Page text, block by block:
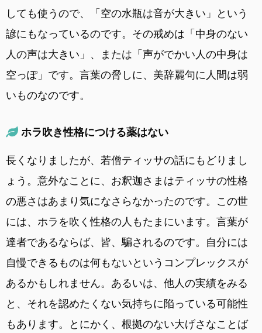
しても使うので、「空の水瓶は音が大きい」という
諺にもなっているのです。その戒めは「中身のない
人の声は大きい」、または「声がでかい人の中身は
空っぽ」です。言葉の脅しに、美辞麗句に人間は弱
いものなのです。
ホラ吹き性格につける薬はない
長くなりましたが、若僧ティッサの話にもどりまし
ょう。意外なことに、お釈迦さまはティッサの性格
の悪さはあまり気になさらなかったのです。この世
には、ホラを吹く性格の人もたまにいます。言葉が
達者であるならば、皆、騙されるのです。自分には
自慢できるものは何もないというコンプレックスが
あるかもしれません。あるいは、他人の実績をみる
と、それを認めたくない気持ちに陥っている可能性
もあります。とにかく、根拠のない大げさなことば